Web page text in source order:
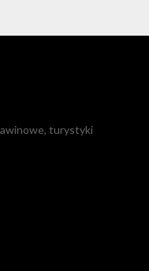
turystyki